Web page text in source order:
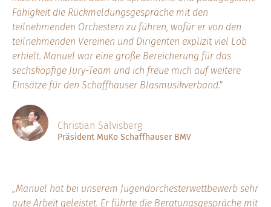
Fähigkeit die Rückmeldungsgespräche mit den
teilnehmenden Orchestern zu führen, wofür er von den
teilnehmenden Vereinen und Dirigenten explizit viel Lob
erhielt. Manuel war eine große Bereicherung für das
sechsköpfige Jury-Team und ich freue mich auf weitere
Einsätze für den Schaffhauser Blasmusikverband."
Christian Salvisberg
Präsident MuKo Schaffhauser BMV
„Manuel hat bei unserem Jugendorchesterwettbewerb sehr
gute Arbeit geleistet. Er führte die Beratungsgespräche mit